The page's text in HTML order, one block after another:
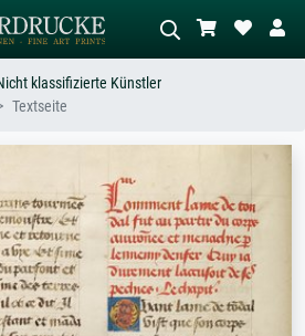
Welle
Wiese, Abstrakt mit viel Rot, Dunkles
Ölgemälde, Stehender Akt neben einem
Baum.
klassifizierte Künstler
Textseite